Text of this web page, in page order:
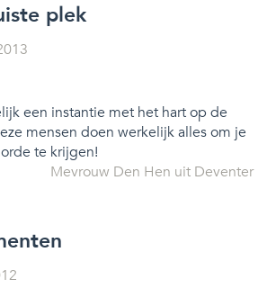
plek
een instantie met het hart op de
mensen doen werkelijk alles om je
te krijgen!
Mevrouw Den Hen uit Deventer